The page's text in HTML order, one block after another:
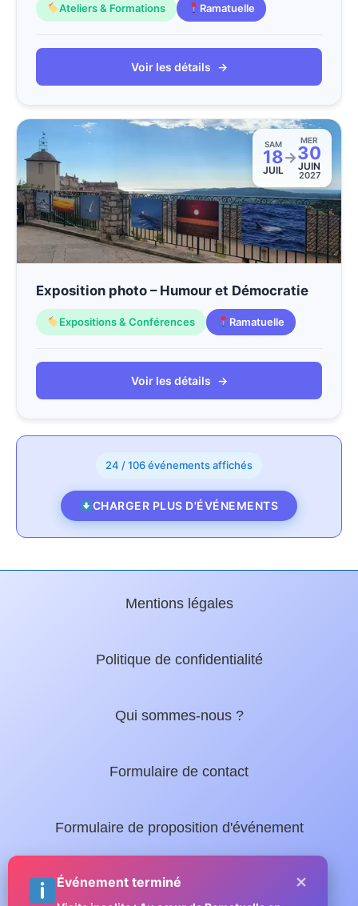
Ateliers & Formations Ramatuelle
Voir les détails →
SAM
18
JUIL
→
MER
30
JUIN
2027
Exposition photo – Humour et Démocratie
Expositions & Conférences Ramatuelle
Voir les détails →
24 / 106 événements affichés
CHARGER PLUS D'ÉVÉNEMENTS
Mentions légales
Politique de confidentialité
Qui sommes-nous ?
Formulaire de contact
Formulaire de proposition d'événement
Nos guides locaux :
Événement terminé ×